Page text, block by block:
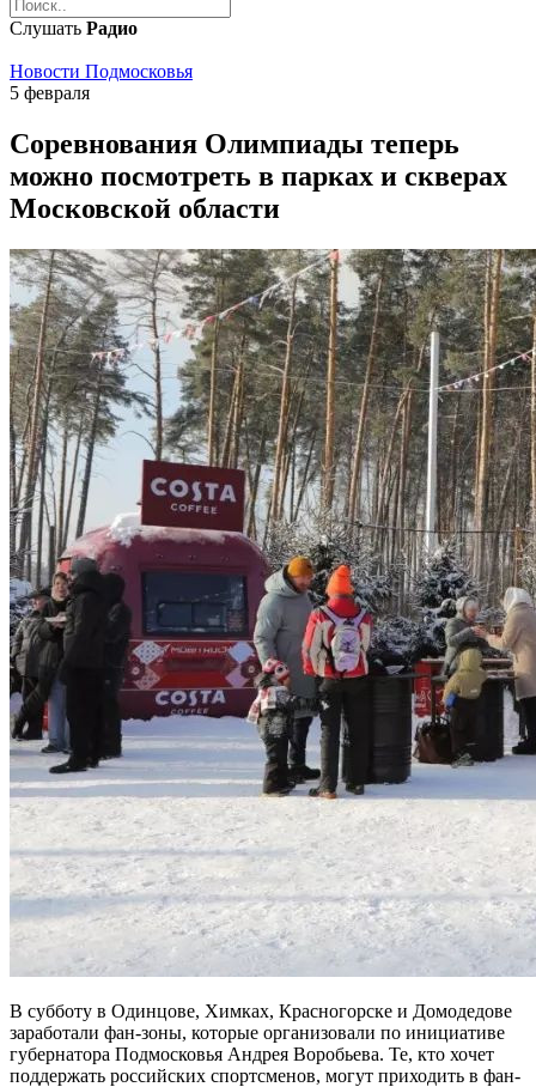
Слушать Радио
Новости Подмосковья
5 февраля
Соревнования Олимпиады теперь
можно посмотреть в парках и скверах
Московской области
В субботу в Одинцове, Химках, Красногорске и Домодедове
заработали фан-зоны, которые организовали по инициативе
губернатора Подмосковья Андрея Воробьева. Те, кто хочет
поддержать российских спортсменов, могут приходить в фан-